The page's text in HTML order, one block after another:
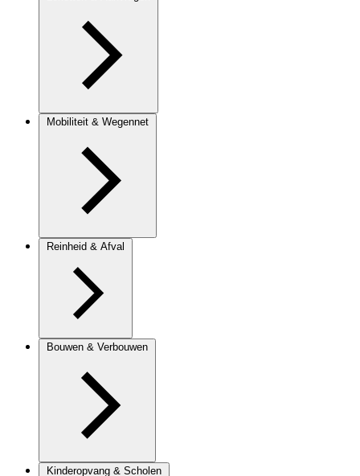
Mobiliteit & Wegennet
Reinheid & Afval
Bouwen & Verbouwen
Kinderopvang & Scholen